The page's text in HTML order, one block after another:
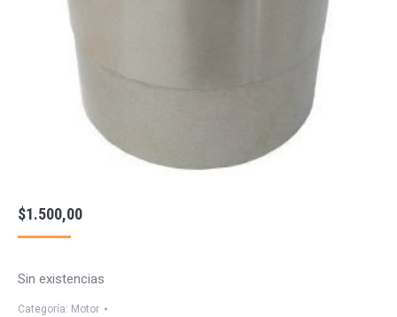
$1.500,00
Sin existencias
Categoría: Motor